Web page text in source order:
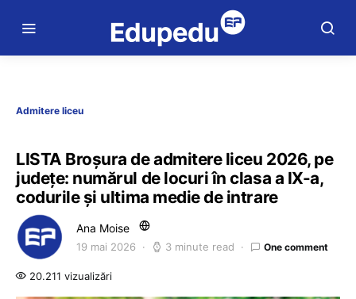
Admitere liceu
LISTA Broșura de admitere liceu 2026, pe
județe: numărul de locuri în clasa a IX-a,
codurile și ultima medie de intrare
Ana Moise
19 mai 2026 3 minute read One comment
20.211 vizualizări